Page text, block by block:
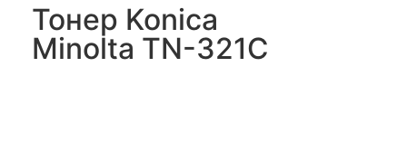
Тонер Konica
Minolta TN-321C